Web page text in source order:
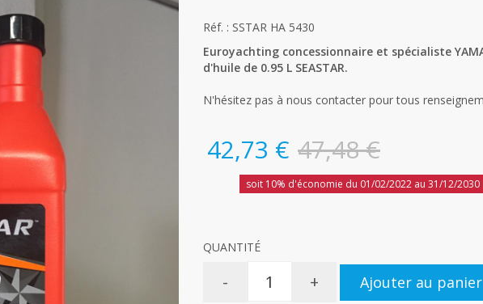
Réf. : SSTAR HA 5430
Euroyachting concessionnaire et spécialiste
d'huile de 0.95 L SEASTAR.
N'hésitez pas à nous contacter pour tous
42,73 € 47,48 €
soit 10% d'économie du 01/02/2022 au 31/12/2030
QUANTITÉ
- + Ajouter au panier